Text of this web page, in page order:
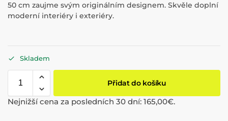
50 cm zaujme svým originálním designem. Skvěle doplní
moderní interiéry i exteriéry.
Skladem
Přidat do košíku
Nejnižší cena za posledních 30 dní: 165,00€.